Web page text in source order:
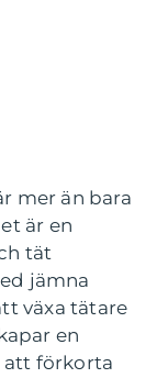
mer än bara
är en
tät
jämna
växa tätare
en
att förkorta